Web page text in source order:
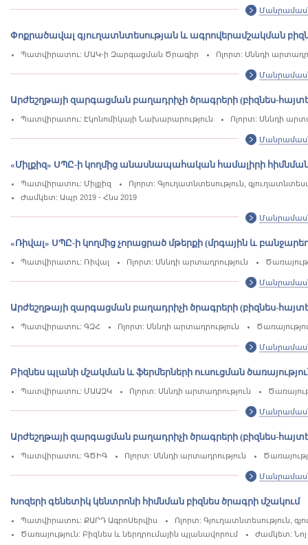
Փոքրածավալ գյուղատնտեսության և ագրովերամշակման
Պատվիրատու: ՄԱԿ-ի Զարգացման Ծրագիր Ոլորտ: Սննդի
Արժեշղթայի զարգացման բաղադրիչի ծրագրերի (բիզնես-
Պատվիրատու: Էկոնոմիկայի Նախարարություն Ոլորտ: Սննդի
«Միլքիզ» ՍՊԸ-ի կողմից անասնապահական համալիրի
Պատվիրատու: Միլքիզ
Ոլորտ: Գյուղատնտեսություն,
Ժամկետ: Ապր 2019 - Հնս 2019
«Ռիվալ» ՍՊԸ-ի կողմից չորացրած մթերքի (մրգային և
Պատվիրատու: Ռիվալ Ոլորտ: Սննդի արտադրություն
Արժեշղթայի զարգացման բաղադրիչի ծրագրերի (բիզնես-
Պատվիրատու: ԳԶՀ Ոլորտ: Սննդի արտադրություն
Բիզնես պլանի մշակման և ֆերմերների ուսուցման
Պատվիրատու: ՄԱԱԶԿ Ոլորտ: Սննդի արտադրություն
Արժեշղթայի զարգացման բաղադրիչի ծրագրերի (բիզնես-
Պատվիրատու: ԳԾԻԳ Ոլորտ: Սննդի արտադրություն
Խոզերի գենետիկ կենտրոնի հիմնման բիզնես ծրագրի մշակում
Պատվիրատու: ՔԱՐԴ ԱգրոՍերվիս
Ոլորտ: Գյուղատնտեսություն,
Ծառայություն: Բիզնես և ներդրումային պլանավորում
Ժամկետ: Նոյ